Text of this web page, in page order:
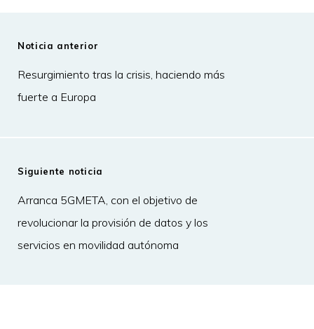
Noticia anterior
Resurgimiento tras la crisis, haciendo más
fuerte a Europa
Siguiente noticia
Arranca 5GMETA, con el objetivo de
revolucionar la provisión de datos y los
servicios en movilidad autónoma